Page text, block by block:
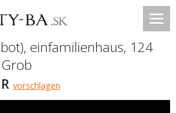
einfamilienhaus, 124
vorschlagen